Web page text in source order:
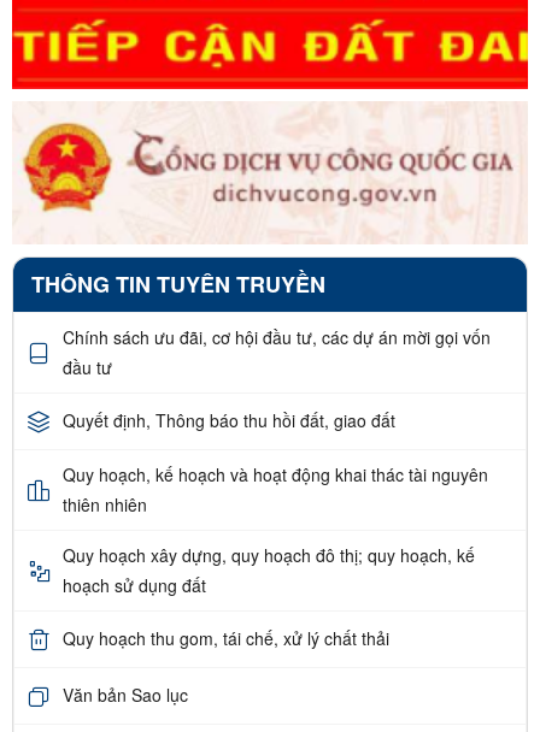
THÔNG TIN TUYÊN TRUYỀN
Chính sách ưu đãi, cơ hội đầu tư, các dự án mời gọi vốn
đầu tư
Quyết định, Thông báo thu hồi đất, giao đất
Quy hoạch, kế hoạch và hoạt động khai thác tài nguyên
thiên nhiên
Quy hoạch xây dựng, quy hoạch đô thị; quy hoạch, kế
hoạch sử dụng đất
Quy hoạch thu gom, tái chế, xử lý chất thải
Văn bản Sao lục